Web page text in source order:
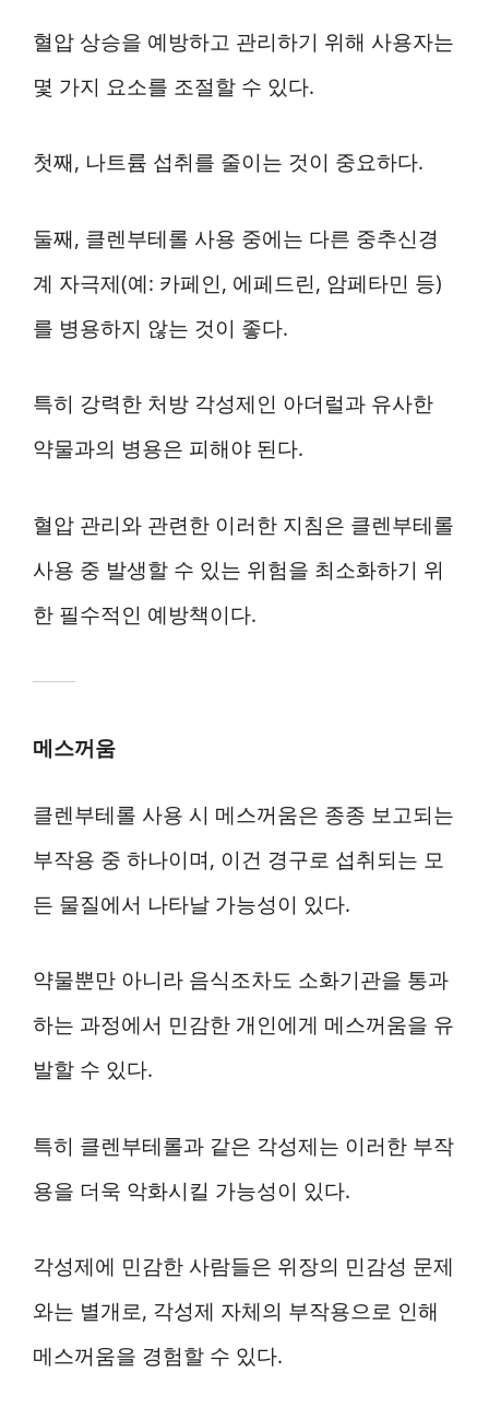
혈압 상승을 예방하고 관리하기 위해 사용자는
몇 가지 요소를 조절할 수 있다.
첫째, 나트륨 섭취를 줄이는 것이 중요하다.
둘째, 클렌부테롤 사용 중에는 다른 중추신경
계 자극제(예: 카페인, 에페드린, 암페타민 등)
를 병용하지 않는 것이 좋다.
특히 강력한 처방 각성제인 아더럴과 유사한
약물과의 병용은 피해야 된다.
혈압 관리와 관련한 이러한 지침은 클렌부테롤
사용 중 발생할 수 있는 위험을 최소화하기 위
한 필수적인 예방책이다.
메스꺼움
클렌부테롤 사용 시 메스꺼움은 종종 보고되는
부작용 중 하나이며, 이건 경구로 섭취되는 모
든 물질에서 나타날 가능성이 있다.
약물뿐만 아니라 음식조차도 소화기관을 통과
하는 과정에서 민감한 개인에게 메스꺼움을 유
발할 수 있다.
특히 클렌부테롤과 같은 각성제는 이러한 부작
용을 더욱 악화시킬 가능성이 있다.
각성제에 민감한 사람들은 위장의 민감성 문제
와는 별개로, 각성제 자체의 부작용으로 인해
메스꺼움을 경험할 수 있다.